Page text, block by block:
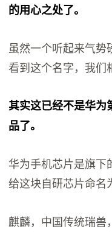
的用心之处了。
虽然一个听起来气势
看到这个名字，我们
其实这已经不是华为
品了。
华为手机芯片是旗下
给这块自研芯片命名
麒麟，中国传统瑞兽